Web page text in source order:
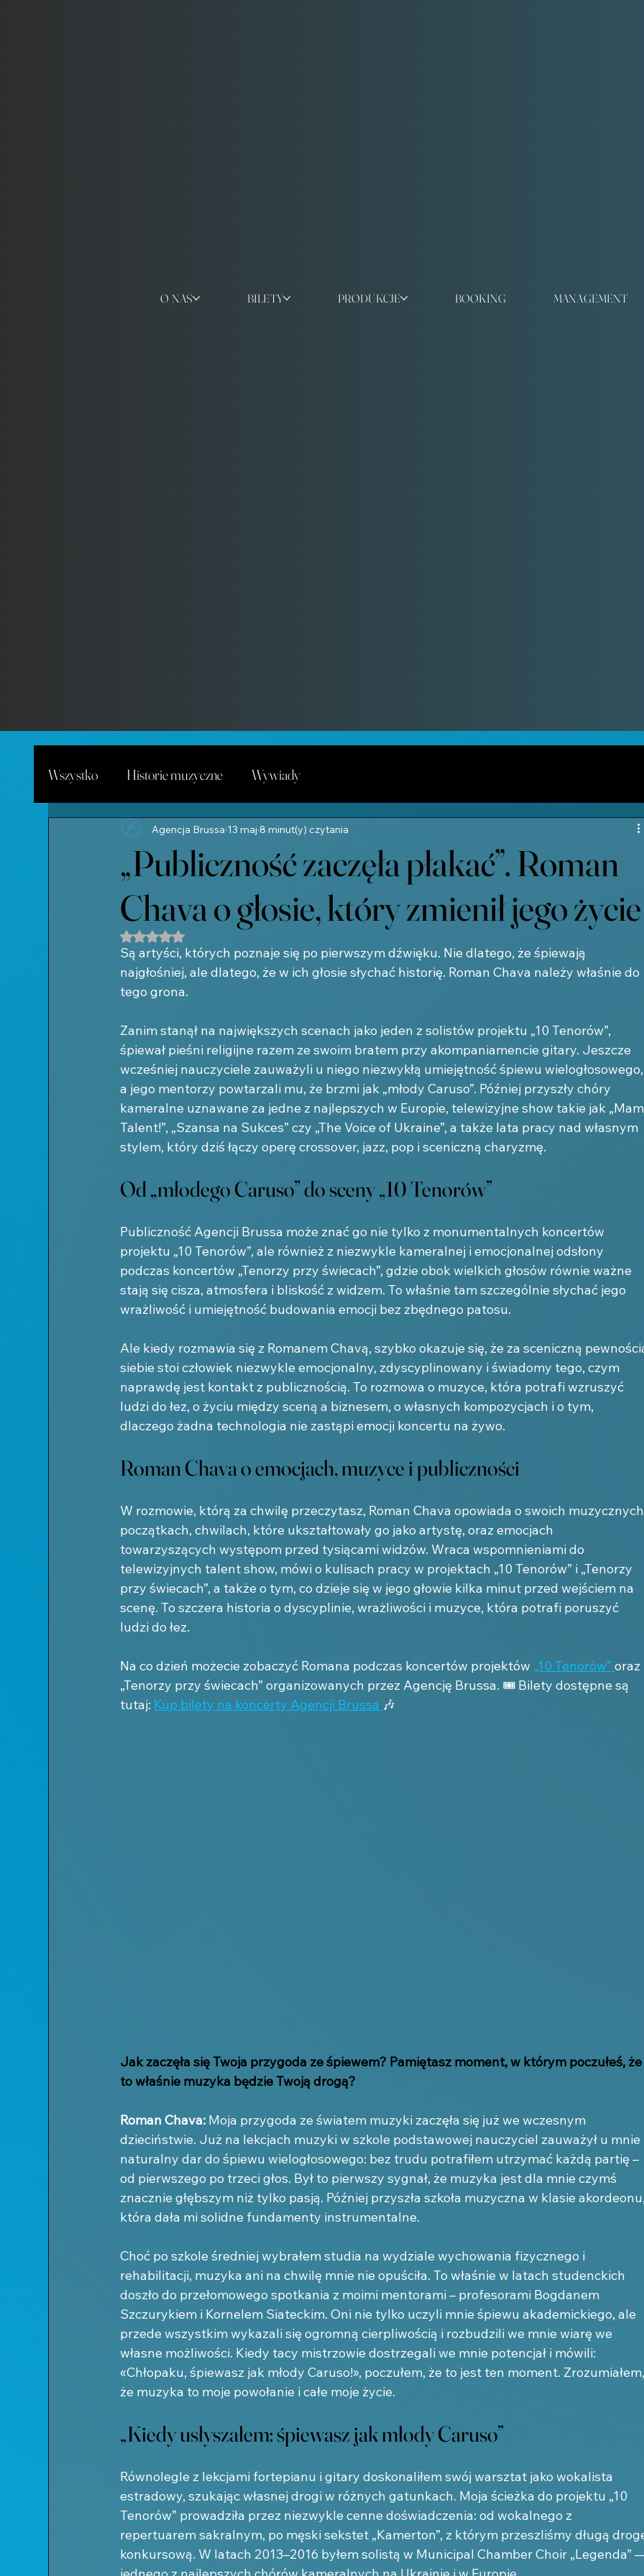
O NAS BILETY PRODUKCJE BOOKING MANAGEMENT
Wszystko Historie muzyczne Wywiady
„Publiczność zaczęła płakać”. Roman
Chava o głosie, który zmienił jego życie
Agencja Brussa 13 maj 8 minut(y) czytania
Oceniono na NaN z 5 gwiazdek.
Są artyści, których poznaje się po pierwszym dźwięku. Nie dlatego, że śpiewają
najgłośniej, ale dlatego, że w ich głosie słychać historię. Roman Chava należy właśnie do
tego grona.
Zanim stanął na największych scenach jako jeden z solistów projektu „10 Tenorów”,
śpiewał pieśni religijne razem ze swoim bratem przy akompaniamencie gitary. Jeszcze
wcześniej nauczyciele zauważyli u niego niezwykłą umiejętność śpiewu
a jego mentorzy powtarzali mu, że brzmi jak „młody Caruso”. Później przyszły chóry
kameralne uznawane za jedne z najlepszych w Europie, telewizyjne show takie jak
Talent!”, „Szansa na Sukces” czy „The Voice of Ukraine”, a także lata pracy nad własnym
stylem, który dziś łączy operę crossover, jazz, pop i sceniczną charyzmę.
Od „młodego Caruso” do sceny „10 Tenorów”
Publiczność Agencji Brussa może znać go nie tylko z monumentalnych koncertów
projektu „10 Tenorów”, ale również z niezwykle kameralnej i emocjonalnej odsłony
podczas koncertów „Tenorzy przy świecach”, gdzie obok wielkich głosów równie ważne
stają się cisza, atmosfera i bliskość z widzem. To właśnie tam szczególnie słychać jego
wrażliwość i umiejętność budowania emocji bez zbędnego patosu.
Ale kiedy rozmawia się z Romanem Chavą, szybko okazuje się, że za sceniczną
siebie stoi człowiek niezwykle emocjonalny, zdyscyplinowany i świadomy tego, czym
naprawdę jest kontakt z publicznością. To rozmowa o muzyce, która potrafi wzruszyć
ludzi do łez, o życiu między sceną a biznesem, o własnych kompozycjach i o tym,
dlaczego żadna technologia nie zastąpi emocji koncertu na żywo.
Roman Chava o emocjach, muzyce i publiczności
W rozmowie, którą za chwilę przeczytasz, Roman Chava opowiada o swoich
początkach, chwilach, które ukształtowały go jako artystę, oraz emocjach
towarzyszących występom przed tysiącami widzów. Wraca wspomnieniami do
telewizyjnych talent show, mówi o kulisach pracy w projektach „10 Tenorów” i „Tenorzy
przy świecach”, a także o tym, co dzieje się w jego głowie kilka minut przed wejściem na
scenę. To szczera historia o dyscyplinie, wrażliwości i muzyce, która potrafi poruszyć
ludzi do łez.
Na co dzień możecie zobaczyć Romana podczas koncertów projektów „10 Tenorów” oraz
„Tenorzy przy świecach” organizowanych przez Agencję Brussa. 🎟 Bilety dostępne są
tutaj: Kup bilety na koncerty Agencji Brussa 🎶
Jak zaczęła się Twoja przygoda ze śpiewem? Pamiętasz moment, w którym poczułeś,
to właśnie muzyka będzie Twoją drogą?
Roman Chava: Moja przygoda ze światem muzyki zaczęła się już we wczesnym
dzieciństwie. Już na lekcjach muzyki w szkole podstawowej nauczyciel zauważył u mnie
naturalny dar do śpiewu wielogłosowego: bez trudu potrafiłem utrzymać każdą partię –
od pierwszego po trzeci głos. Był to pierwszy sygnał, że muzyka jest dla mnie czymś
znacznie głębszym niż tylko pasją. Później przyszła szkoła muzyczna w klasie
która dała mi solidne fundamenty instrumentalne.
Choć po szkole średniej wybrałem studia na wydziale wychowania fizycznego i
rehabilitacji, muzyka ani na chwilę mnie nie opuściła. To właśnie w latach studenckich
doszło do przełomowego spotkania z moimi mentorami – profesorami Bogdanem
Szczurykiem i Kornelem Siateckim. Oni nie tylko uczyli mnie śpiewu akademickiego, ale
przede wszystkim wykazali się ogromną cierpliwością i rozbudzili we mnie wiarę we
własne możliwości. Kiedy tacy mistrzowie dostrzegali we mnie potencjał i mówili:
«Chłopaku, śpiewasz jak młody Caruso!», poczułem, że to jest ten moment.
że muzyka to moje powołanie i całe moje życie.
„Kiedy usłyszałem: śpiewasz jak młody Caruso”
Równolegle z lekcjami fortepianu i gitary doskonaliłem swój warsztat jako wokalista
estradowy, szukając własnej drogi w różnych gatunkach. Moja ścieżka do projektu „10
Tenorów” prowadziła przez niezwykle cenne doświadczenia: od wokalnego z
repertuarem sakralnym, po męski sekstet „Kamerton”, z którym przeszliśmy długą
konkursową. W latach 2013–2016 byłem solistą w Municipal Chamber Choir „Legenda”